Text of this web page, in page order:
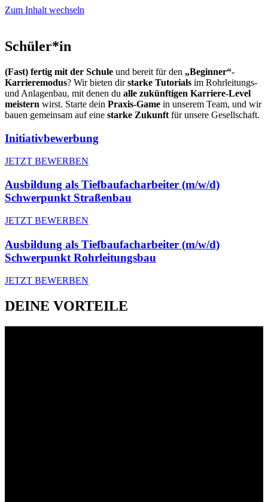
Zum Inhalt wechseln
Schüler*in
(Fast) fertig mit der Schule und bereit für den „Beginner“-
Karrieremodus? Wir bieten dirstarke Tutorials im Rohrleitungs-
und Anlagenbau, mit denen du alle zukünftigen Karriere-Level
meistern wirst. Starte dein Praxis-Game in unserem Team, und wir
bauen gemeinsam auf eine starke Zukunft für unsere Gesellschaft.
Initiativbewerbung
JETZT BEWERBEN
Ausbildung als Tiefbaufacharbeiter (m/w/d)
Schwerpunkt Straßenbau
JETZT BEWERBEN
Ausbildung als Tiefbaufacharbeiter (m/w/d)
Schwerpunkt Rohrleitungsbau
JETZT BEWERBEN
DEINE VORTEILE